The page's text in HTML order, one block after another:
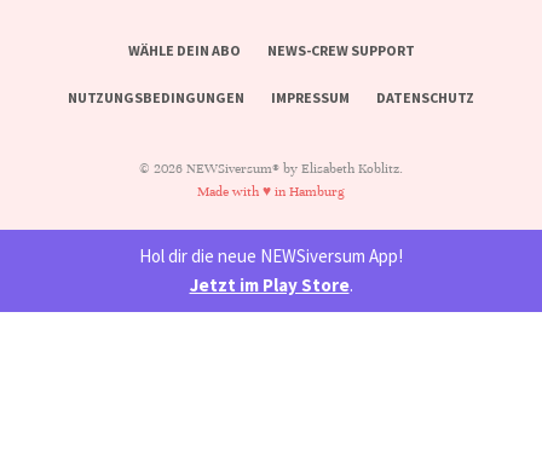
WÄHLE DEIN ABO NEWS-CREW SUPPORT
NUTZUNGSBEDINGUNGEN IMPRESSUM DATENSCHUTZ
© 2026 NEWSiversum® by Elisabeth Koblitz.
Made with ♥ in Hamburg
Hol dir die neue NEWSiversum App!
Jetzt im Play Store.